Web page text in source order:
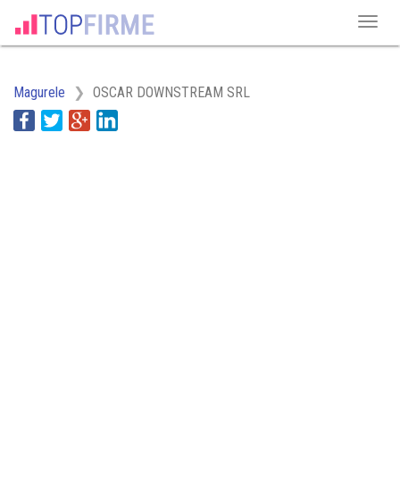
Magurele OSCAR DOWNSTREAM SRL